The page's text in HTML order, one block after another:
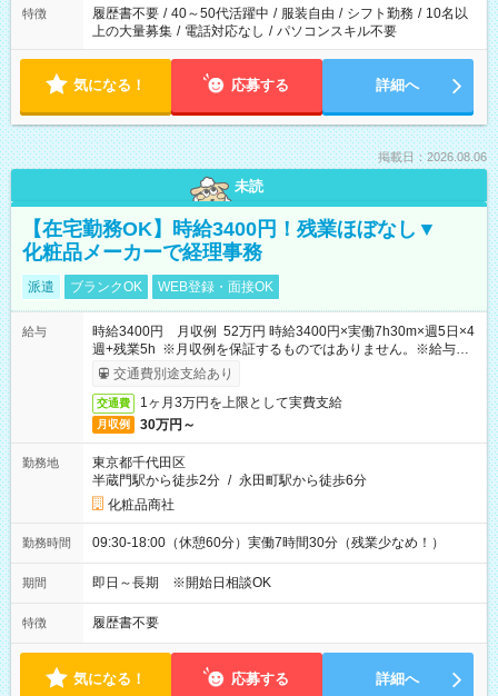
合は応募できません。
特徴 履歴書不要 / 40～50代活躍中 / 服装自由 / シフト勤務 / 10名以
上の大量募集 / 電話対応なし / パソコンスキル不要
気になる！ 応募する 詳細へ
掲載日：2026.08.06
未読
【在宅勤務OK】時給3400円！残業ほぼなし▼
化粧品メーカーで経理事務
派遣 ブランクOK WEB登録・面接OK
給与
時給3400円 月収例 52万円 時給3400円×実働7h30m×週5日×4
週+残業5h ※月収例を保証するものではありません。※給与即
受取りサービス利用可（利用条件有）
交通費別途支給あり
交通費 1ヶ月3万円を上限として実費支給
月収例 30万円～
勤務地
東京都千代田区
半蔵門駅から徒歩2分 / 永田町駅から徒歩6分
化粧品商社
勤務時間 09:30-18:00（休憩60分）実働7時間30分（残業少なめ！）
期間 即日～長期 ※開始日相談OK
特徴 履歴書不要
気になる！ 応募する 詳細へ